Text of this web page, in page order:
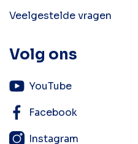
Veelgestelde vragen
Volg ons
YouTube
Facebook
Instagram